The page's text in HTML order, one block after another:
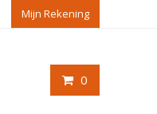
Mijn Rekening
0